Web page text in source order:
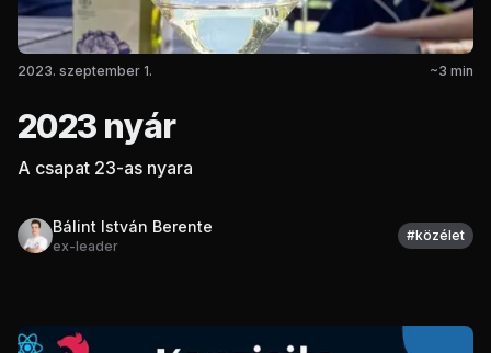
2023. szeptember 1. ~3 min
2023 nyár
A csapat 23-as nyara
Bálint István Berente
ex-leader
#közélet